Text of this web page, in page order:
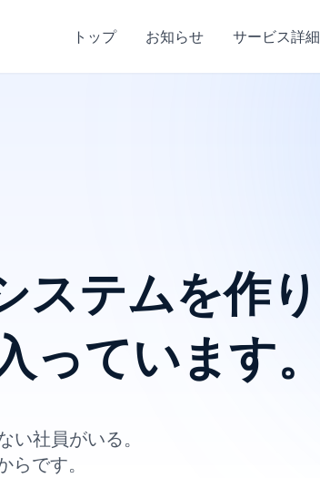
トップ お知らせ サービス詳細
ステムを作
っています
社員がいる。
です。